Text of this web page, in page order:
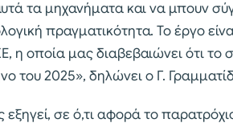
τα μηχανήματα και να μπουν
πραγματικότητα. Το έργο
η οποία μας διαβεβαιώνει ότι
του 2025», δηλώνει ο Γ.
σε ό,τι αφορά το